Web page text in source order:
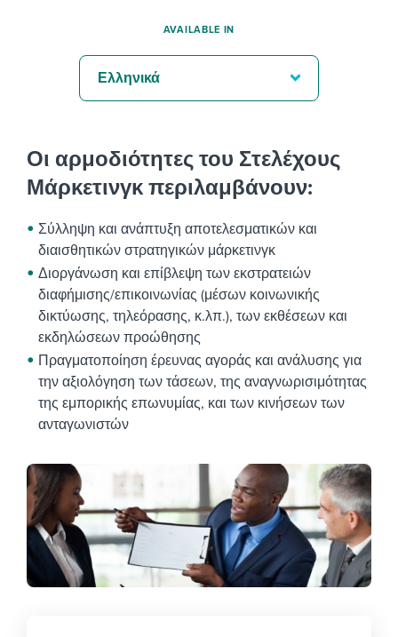
Οι αρμοδιότητες του Στελέχους
Μάρκετινγκ περιλαμβάνουν:
Σύλληψη και ανάπτυξη αποτελεσματικών και
διαισθητικών στρατηγικών μάρκετινγκ
Διοργάνωση και επίβλεψη των εκστρατειών
διαφήμισης/επικοινωνίας (μέσων κοινωνικής
δικτύωσης, τηλεόρασης, κ.λπ.), των εκθέσεων και
εκδηλώσεων προώθησης
Πραγματοποίηση έρευνας αγοράς και ανάλυσης για
την αξιολόγηση των τάσεων, της αναγνωρισιμότητας
της εμπορικής επωνυμίας, και των κινήσεων των
ανταγωνιστών
AVAILABLE IN
Ελληνικά